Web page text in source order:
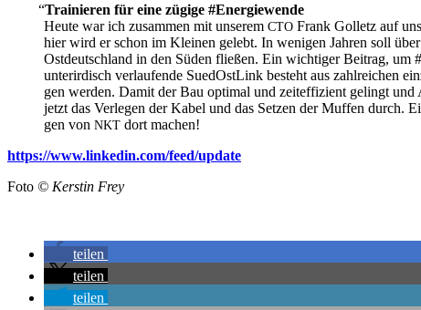
“Trai­nie­ren für eine zügi­ge #Ener­gie­wen­de
Heu­te war ich zusam­men mit unse­rem CTO Frank Gol­letz auf
hier wird er schon im Klei­nen gelebt. In weni­gen Jah­ren soll
Ost­deutsch­land in den Süden flie­ßen. Ein wich­ti­ger Bei­trag, um
unter­ir­disch ver­lau­fen­de Sued­Ost­Link besteht aus zahl­rei­chen
gen wer­den. Damit der Bau opti­mal und zeit­ef­fi­zi­ent gelingt
jetzt das Ver­le­gen der Kabel und das Set­zen der Muf­fen durch.
gen von NKT dort machen!
https://www.linkedin.com/feed/update
Foto © Kers­tin Frey
tei­len
tei­len
tei­len